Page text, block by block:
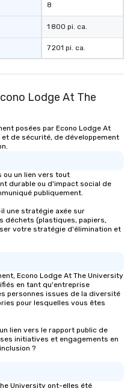
8
1 800 pi. ca.
7 201 pi. ca.
Lodge At The
posées par Econo Lodge At
de sécurité, de développement
ou un lien vers tout
durable ou d'impact social de
publiquement.
une stratégie axée sur
déchets (plastiques, papiers,
votre stratégie d'élimination et
Econo Lodge At The University
en tant qu'entreprise
personnes issues de la diversité
pour lesquelles vous êtes
lien vers le rapport public de
initiatives et engagements en
?
University ont-elles été